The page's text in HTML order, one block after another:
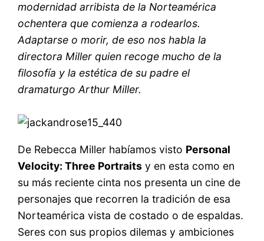
modernidad arribista de la Norteamérica
ochentera que comienza a rodearlos.
Adaptarse o morir, de eso nos habla la
directora Miller quien recoge mucho de la
filosofía y la estética de su padre el
dramaturgo Arthur Miller.
De Rebecca Miller habíamos visto Personal
Velocity: Three Portraits y en esta como en
su más reciente cinta nos presenta un cine de
personajes que recorren la tradición de esa
Norteamérica vista de costado o de espaldas.
Seres con sus propios dilemas y ambiciones